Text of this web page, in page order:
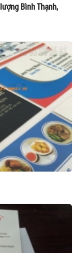
Bình Thạnh,